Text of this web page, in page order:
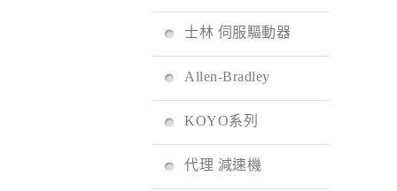
士林 伺服驅動器
Allen-Bradley
KOYO系列
代理 減速機